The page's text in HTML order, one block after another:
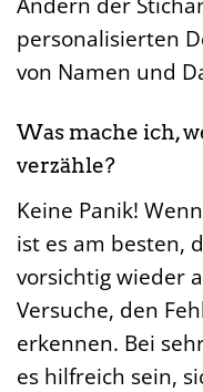
personalisierten
von Namen und
Was mache ich,
verzähle?
Keine Panik!
ist es am besten,
vorsichtig wieder
Versuche, den
erkennen. Bei
es hilfreich sein,